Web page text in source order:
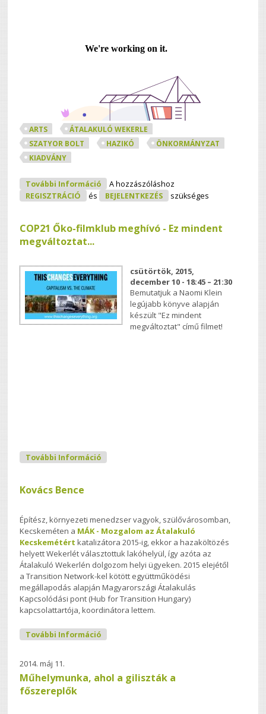
ARTS
ÁTALAKULÓ WEKERLE
SZATYOR BOLT
HAZIKÓ
ÖNKORMÁNYZAT
KIADVÁNY
További Információ Úton A Fenntarthatóság Felé.
Tartalommal Kapcsolatosan
A hozzászóláshoz
REGISZTRÁCIÓ
és BEJELENTKEZÉS szükséges
COP21 Őko-filmklub meghívó - Ez mindent
megváltoztat...
csütörtök, 2015,
december 10 -18:45 – 21:30
Bemutatjuk a Naomi Klein
legújabb könyve alapján
készült "Ez mindent
megváltoztat" című filmet!
További Információ
Kovács Bence
Építész, környezeti menedzser vagyok, szülővárosomban,
Kecskeméten a MÁK - Mozgalom az Átalakuló
Kecskemétért katalizátora 2015-ig, ekkor a hazaköltözés
helyett Wekerlét választottuk lakóhelyül, így azóta az
Átalakuló Wekerlén dolgozom helyi ügyeken. 2015 elejétől
a Transition Network-kel kötött együttműködési
megállapodás alapján Magyarországi Átalakulás
Kapcsolódási pont (Hub for Transition Hungary)
kapcsolattartója, koordinátora lettem.
További Információ
2014. máj 11.
Műhelymunka, ahol a giliszták a
főszereplők